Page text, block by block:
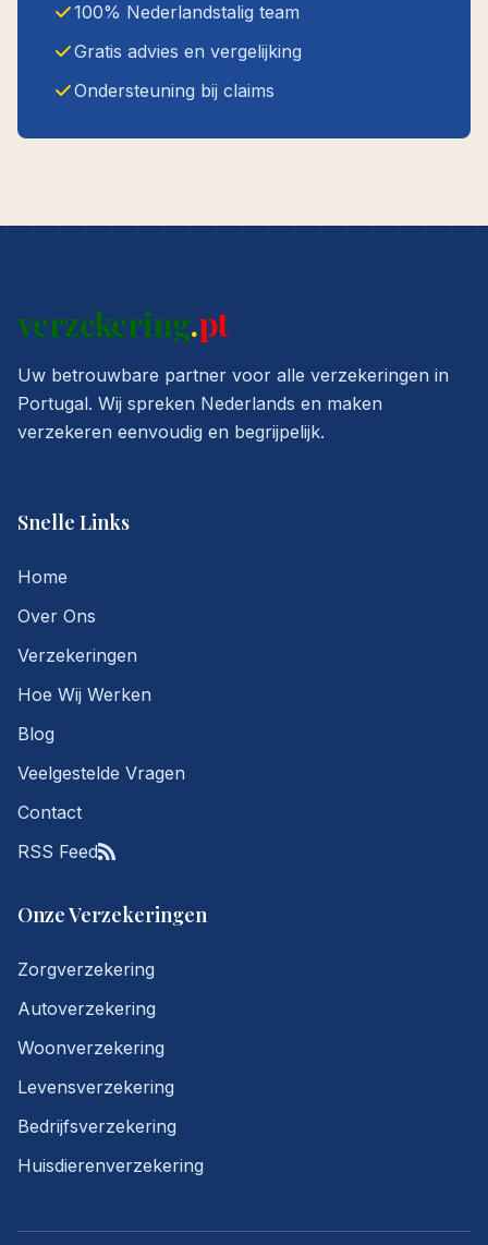
100% Nederlandstalig team
Gratis advies en vergelijking
Ondersteuning bij claims
verzekering.pt
Uw betrouwbare partner voor alle verzekeringen in
Portugal. Wij spreken Nederlands en maken
verzekeren eenvoudig en begrijpelijk.
Snelle Links
Home
Over Ons
Verzekeringen
Hoe Wij Werken
Blog
Veelgestelde Vragen
Contact
RSS Feed
Onze Verzekeringen
Zorgverzekering
Autoverzekering
Woonverzekering
Levensverzekering
Bedrijfsverzekering
Huisdierenverzekering